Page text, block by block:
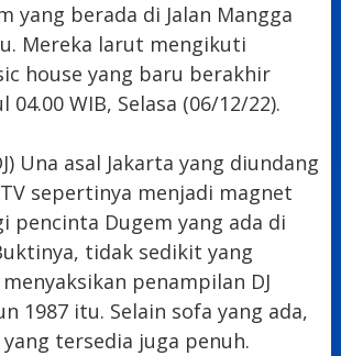
yang berada di Jalan Mangga
Mereka larut mengikuti
house yang baru berakhir
WIB, Selasa (06/12/22).
Una asal Jakarta yang diundang
sepertinya menjadi magnet
pencinta Dugem yang ada di
tidak sedikit yang
penampilan DJ
1987 itu. Selain sofa yang ada,
tersedia juga penuh.